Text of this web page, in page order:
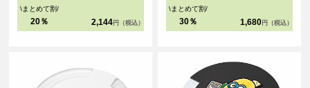
おりません。お手持ちのケーブルを
\まとめて割/
20％ 2,144 円（税込）
\まとめて割/
30％ 1,680 円（税込）